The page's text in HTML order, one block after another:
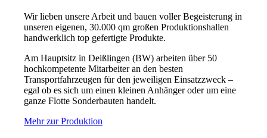
Wir lieben unsere Arbeit und bauen voller Begeisterung in
unseren eigenen, 30.000 qm großen Produktionshallen
handwerklich top gefertigte Produkte.
Am Hauptsitz in Deißlingen (BW) arbeiten über 50
hochkompetente Mitarbeiter an den besten
Transportfahrzeugen für den jeweiligen Einsatzzweck –
egal ob es sich um einen kleinen Anhänger oder um eine
ganze Flotte Sonderbauten handelt.
Mehr zur Produktion